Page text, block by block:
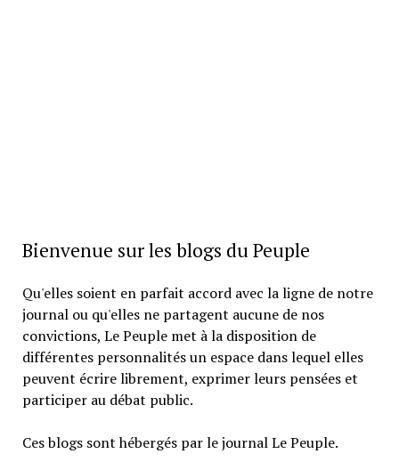
Bienvenue sur les blogs du Peuple
Qu'elles soient en parfait accord avec la ligne de notre
journal ou qu'elles ne partagent aucune de nos
convictions, Le Peuple met à la disposition de
différentes personnalités un espace dans lequel elles
peuvent écrire librement, exprimer leurs pensées et
participer au débat public.
Ces blogs sont hébergés par le journal Le Peuple.